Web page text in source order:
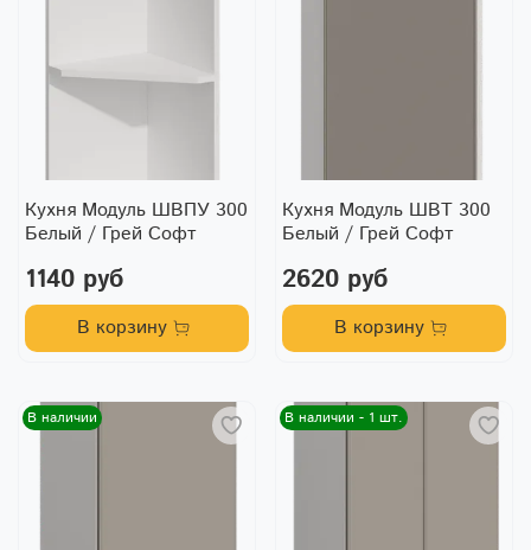
Кухня Модуль ШВПУ 300
Белый / Грей Софт
1140 руб
В корзину
Кухня Модуль ШВТ 300
Белый / Грей Софт
2620 руб
В корзину
В наличии В наличии - 1 шт.